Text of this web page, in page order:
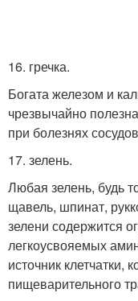
16. гречка.
Богата железом и
чрезвычайно
при болезнях
17. зелень.
Любая зелень, будь
щавель, шпинат,
зелени содержится
легкоусвояемых
источник клетчатки,
пищеварительного